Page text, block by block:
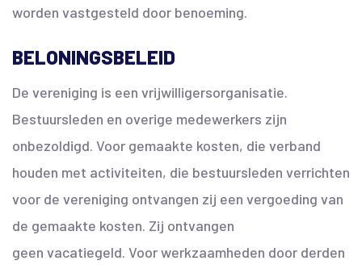
worden vastgesteld door benoeming.
BELONINGSBELEID
De vereniging is een vrijwilligersorganisatie.
Bestuursleden en overige medewerkers zijn
onbezoldigd. Voor gemaakte kosten, die verband
houden met activiteiten, die bestuursleden verrichten
voor de vereniging ontvangen zij een vergoeding van
de gemaakte kosten. Zij ontvangen
geen vacatiegeld. Voor werkzaamheden door derden